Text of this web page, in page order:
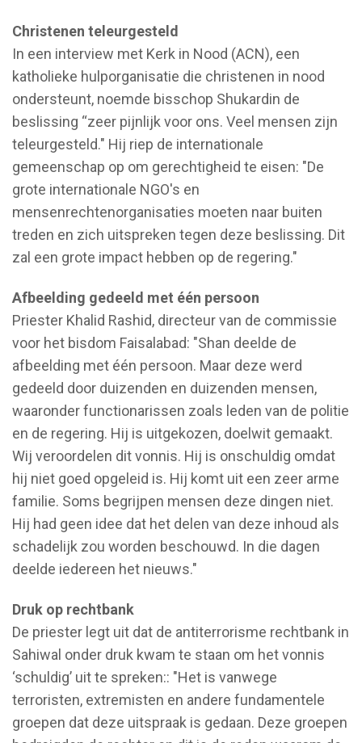
Christenen teleurgesteld
In een interview met Kerk in Nood (ACN), een
katholieke hulporganisatie die christenen in nood
ondersteunt, noemde bisschop Shukardin de
beslissing “zeer pijnlijk voor ons. Veel mensen zijn
teleurgesteld." Hij riep de internationale
gemeenschap op om gerechtigheid te eisen: "De
grote internationale NGO's en
mensenrechtenorganisaties moeten naar buiten
treden en zich uitspreken tegen deze beslissing. Dit
zal een grote impact hebben op de regering."
Afbeelding gedeeld met één persoon
Priester Khalid Rashid, directeur van de commissie
voor het bisdom Faisalabad: "Shan deelde de
afbeelding met één persoon. Maar deze werd
gedeeld door duizenden en duizenden mensen,
waaronder functionarissen zoals leden van de politie
en de regering. Hij is uitgekozen, doelwit gemaakt.
Wij veroordelen dit vonnis. Hij is onschuldig omdat
hij niet goed opgeleid is. Hij komt uit een zeer arme
familie. Soms begrijpen mensen deze dingen niet.
Hij had geen idee dat het delen van deze inhoud als
schadelijk zou worden beschouwd. In die dagen
deelde iedereen het nieuws."
Druk op rechtbank
De priester legt uit dat de antiterrorisme rechtbank in
Sahiwal onder druk kwam te staan om het vonnis
‘schuldig’ uit te spreken:: "Het is vanwege
terroristen, extremisten en andere fundamentele
groepen dat deze uitspraak is gedaan. Deze groepen